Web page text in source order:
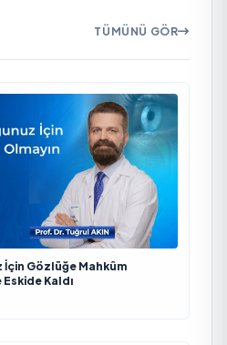
TÜMÜNÜ GÖR
Gözlüğe Mahkûm
Kaldı